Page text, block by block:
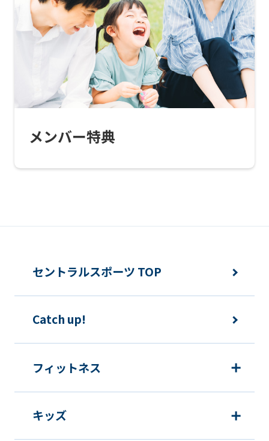
メンバー特典
version
of
this
website
will
be
so
not
accurate
translation.
from
セントラルスポーツ TOP
Catch up!
フィットネス
キッズ